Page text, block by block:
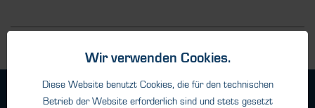
Wir verwenden Cookies.
Diese Website benutzt Cookies, die für den technischen
Betrieb der Website erforderlich sind und stets gesetzt